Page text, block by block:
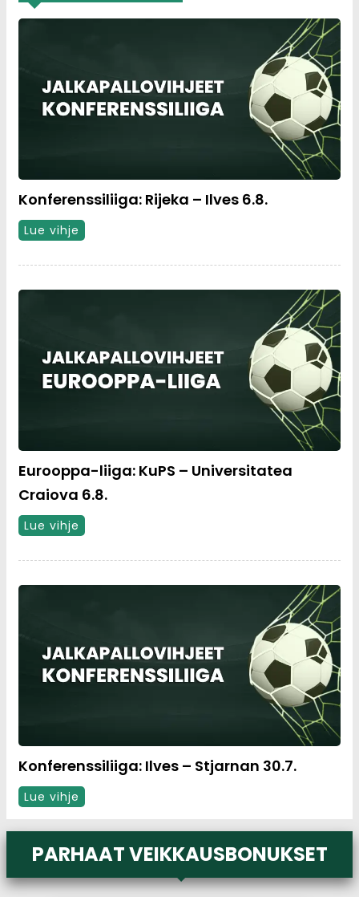
Konferenssiliiga: Rijeka – Ilves 6.8.
Lue vihje
Eurooppa-liiga: KuPS – Universitatea
Craiova 6.8.
Lue vihje
Konferenssiliiga: Ilves – Stjarnan 30.7.
Lue vihje
PARHAAT VEIKKAUSBONUKSET